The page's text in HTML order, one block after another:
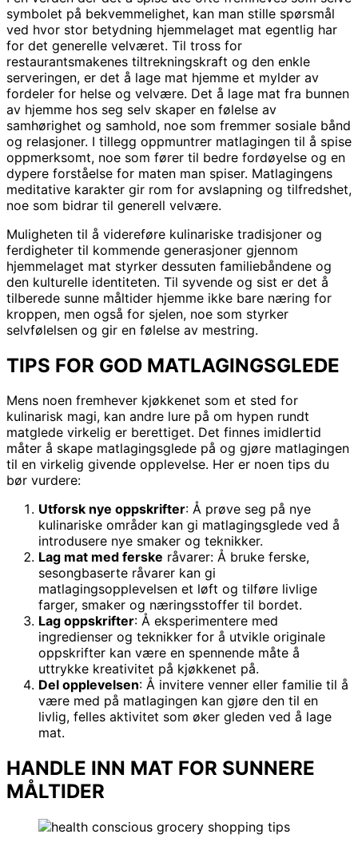
symbolet på bekvemmelighet, kan man stille spørsmål
ved hvor stor betydning hjemmelaget mat egentlig har
for det generelle velværet. Til tross for
restaurantsmakenes tiltrekningskraft og den enkle
serveringen, er det å lage mat hjemme et mylder av
fordeler for helse og velvære. Det å lage mat fra bunnen
av hjemme hos seg selv skaper en følelse av
samhørighet og samhold, noe som fremmer sosiale bånd
og relasjoner. I tillegg oppmuntrer matlagingen til å spise
oppmerksomt, noe som fører til bedre fordøyelse og en
dypere forståelse for maten man spiser. Matlagingens
meditative karakter gir rom for avslapning og tilfredshet,
noe som bidrar til generell velvære.
Muligheten til å videreføre kulinariske tradisjoner og
ferdigheter til kommende generasjoner gjennom
hjemmelaget mat styrker dessuten familiebåndene og
den kulturelle identiteten. Til syvende og sist er det å
tilberede sunne måltider hjemme ikke bare næring for
kroppen, men også for sjelen, noe som styrker
selvfølelsen og gir en følelse av mestring.
TIPS FOR GOD MATLAGINGSGLEDE
Mens noen fremhever kjøkkenet som et sted for
kulinarisk magi, kan andre lure på om hypen rundt
matglede virkelig er berettiget. Det finnes imidlertid
måter å skape matlagingsglede på og gjøre matlagingen
til en virkelig givende opplevelse. Her er noen tips du
bør vurdere:
Utforsk nye oppskrifter: Å prøve seg på nye
kulinariske områder kan gi matlagingsglede ved å
introdusere nye smaker og teknikker.
Lag mat med ferske råvarer: Å bruke ferske,
sesongbaserte råvarer kan gi
matlagingsopplevelsen et løft og tilføre livlige
farger, smaker og næringsstoffer til bordet.
Lag oppskrifter: Å eksperimentere med
ingredienser og teknikker for å utvikle originale
oppskrifter kan være en spennende måte å
uttrykke kreativitet på kjøkkenet på.
Del opplevelsen: Å invitere venner eller familie til å
være med på matlagingen kan gjøre den til en
livlig, felles aktivitet som øker gleden ved å lage
mat.
HANDLE INN MAT FOR SUNNERE
MÅLTIDER